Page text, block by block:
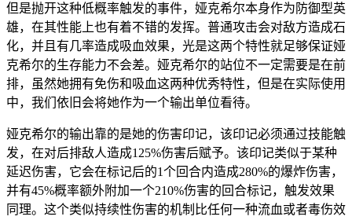
但是抛开这种低概率触发的事件，娅克希尔本身作为防御型英
雄，在其性能上也有着不错的发挥。普通攻击会对敌方造成石
化，并且有几率造成吸血效果，光是这两个特性就足够保证娅
克希尔的生存能力不会差。娅克希尔的站位不一定需要是在前
排，虽然她拥有免伤和吸血这两种优秀特性，但是在实际使用
中，我们依旧会将她作为一个输出单位看待。
娅克希尔的输出靠的是她的伤害印记，该印记必须通过技能触
发，在对后排敌人造成125%伤害后赋予。该印记类似于某种
延迟伤害，它会在标记后的1个回合内造成280%的爆炸伤害，
并有45%概率额外附加一个210%伤害的回合标记，触发效果
同理。这个类似持续性伤害的机制比任何一种流血或者毒伤效